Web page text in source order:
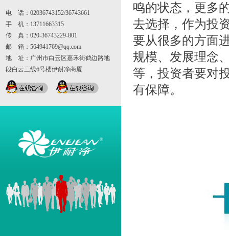
电 话：02036743152/36743661
手 机：13711663315
传 真：020-36743229-801
邮 箱：564941769@qq.com
地 址：广州市白云区嘉禾街鹤边路地
段白云三线6号楼伊耐净商厦
鸣的状态，更多
去选择，作为投
要从很多的方面
规模、发展理念
等，投资者要对
有保障。